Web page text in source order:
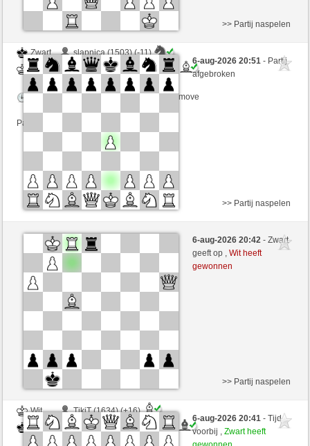
Zwart
slapnica (1503) (-11)
Wit
schachmuehle (1627) (+11)
Speelduur: 4 minutes/side + 4 seconds/move
Partij telt mee voor de ranglijst
>> Partij naspelen
6-aug-2026 20:51- Partij
afgebroken
Zwart
monti (1527)
schachmuehle (1627)
Speelduur: 4 minutes/side + 0 seconds/move
Partij telt mee voor de ranglijst
>> Partij naspelen
6-aug-2026 20:42- Zwart
geeft op ,Wit heeft
gewonnen
Wit
TikiT (1634) (+16)
Zwart
schachmuehle (1643) (-16)
>> Partij naspelen
6-aug-2026 20:41- Tijd
voorbij ,Zwart heeft